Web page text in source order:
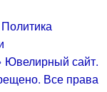
Политика
Ювелирный сайт.
Все права